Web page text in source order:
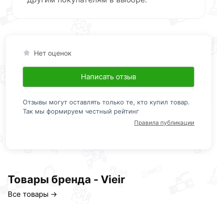
Нет оценок
Написать отзыв
Отзывы могут оставлять только те, кто купил товар.
Так мы формируем честный рейтинг
Правила публикации
Товары бренда - Vieir
Все товары →